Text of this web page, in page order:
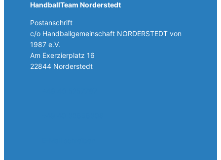
HandballTeam Norderstedt
Postanschrift
c/o Handballgemeinschaft NORDERSTEDT von
1987 e.V.
Am Exerzierplatz 16
22844 Norderstedt